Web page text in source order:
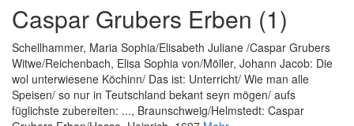
Caspar Grubers Erben (1)
Schellhammer, Maria Sophia/Elisabeth Juliane /Caspar Grubers
Witwe/Reichenbach, Elisa Sophia von/Möller, Johann Jacob: Die
wol unterwiesene Köchinn/ Das ist: Unterricht/ Wie man alle
Speisen/ so nur in Teutschland bekant seyn mögen/ aufs
füglichste zubereiten: ..., Braunschweig/Helmstedt: Caspar